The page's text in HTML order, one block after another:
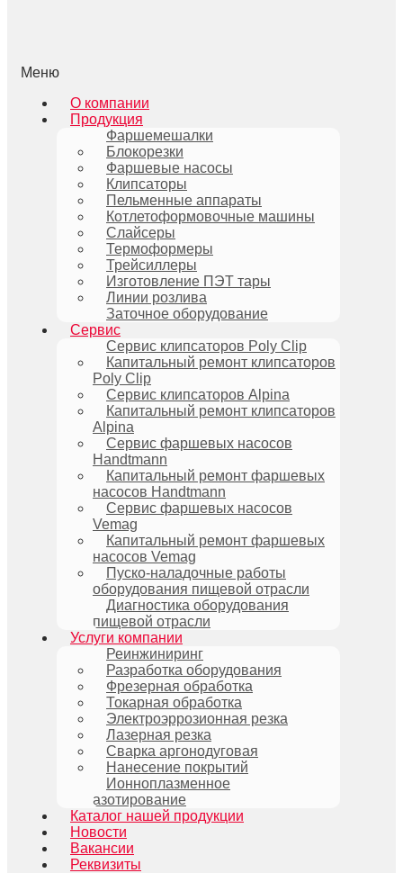
Меню
О компании
Продукция
Фаршемешалки
Блокорезки
Фаршевые насосы
Клипсаторы
Пельменные аппараты
Котлетоформовочные машины
Слайсеры
Термоформеры
Трейсиллеры
Изготовление ПЭТ тары
Линии розлива
Заточное оборудование
Сервис
Сервис клипсаторов Poly Clip
Капитальный ремонт клипсаторов
Poly Clip
Сервис клипсаторов Alpina
Капитальный ремонт клипсаторов
Alpina
Сервис фаршевых насосов
Handtmann
Капитальный ремонт фаршевых
насосов Handtmann
Сервис фаршевых насосов
Vemag
Капитальный ремонт фаршевых
насосов Vemag
Пуско-наладочные работы
оборудования пищевой отрасли
Диагностика оборудования
пищевой отрасли
Услуги компании
Реинжиниринг
Разработка оборудования
Фрезерная обработка
Токарная обработка
Электроэррозионная резка
Лазерная резка
Сварка аргонодуговая
Нанесение покрытий
Ионноплазменное
азотирование
Каталог нашей продукции
Новости
Вакансии
Реквизиты